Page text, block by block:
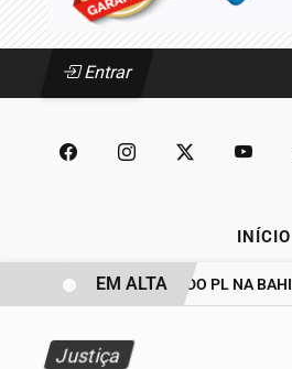
Entrar
INÍCIO
BASTIDORES DO PL NA BAHIA:
EM ALTA
Justiça